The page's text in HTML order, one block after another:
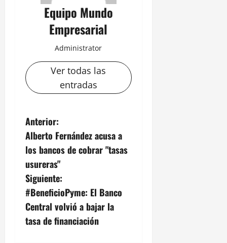
Equipo Mundo
Empresarial
Administrator
Ver todas las
entradas
N
a
v
e
g
a
Anterior:
Alberto Fernández acusa a
los bancos de cobrar "tasas
usureras"
Siguiente:
#BeneficioPyme: El Banco
Central volvió a bajar la
tasa de financiación